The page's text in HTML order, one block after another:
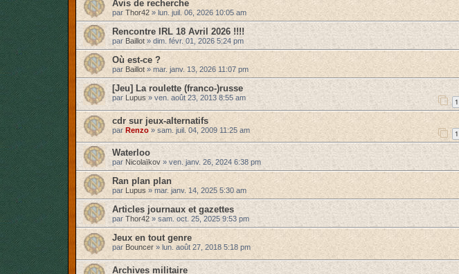
Avis de recherche
par Thor42»lun. juil. 06, 2026 10:05 am
Rencontre IRL 18 Avril 2026 !!!!
par Baillot» dim. févr. 01, 2026 5:24 pm
Où est-ce ?
par Baillot »mar. janv. 13, 2026 11:07 pm
[Jeu] La roulette (franco-)russe
par Lupus» ven. août 23, 2013 8:55 am 1
cdr sur jeux-alternatifs
par Renzo »sam. juil. 04, 2009 11:25 am 1
Waterloo
par Nicolaïkov » ven. janv. 26, 2024 6:38 pm
Ran plan plan
par Lupus » mar. janv. 14, 2025 5:30 am
Articles journaux et gazettes
par Thor42 » sam. oct. 25, 2025 9:53 pm
Jeux en tout genre
par Bouncer » lun. août 27, 2018 5:18 pm
Archives militaire